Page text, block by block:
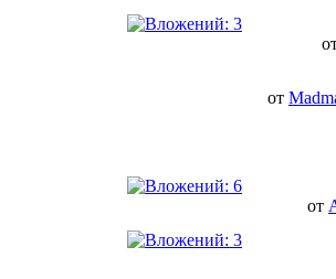
от
от